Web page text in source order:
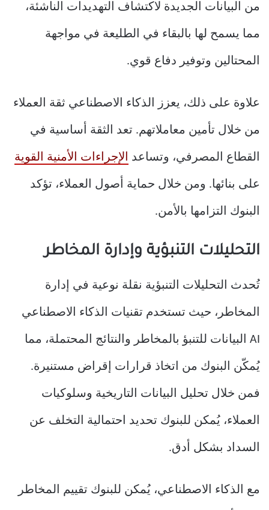
من البيانات الجديدة لاكتشاف التهديدات الناشئة،
مما يسمح لها بالبقاء في الطليعة في مواجهة
المحتالين وتوفير دفاع قوي.
علاوة على ذلك، يعزز الذكاء الاصطناعي ثقة العملاء
من خلال تأمين معاملاتهم. تعد الثقة أساسية في
القطاع المصرفي، وتساعد الإجراءات الأمنية القوية
على بنائها. ومن خلال حماية أصول العملاء، تؤكد
البنوك التزامها بالأمن.
التحليلات التنبؤية وإدارة المخاطر
تُحدث التحليلات التنبؤية نقلة نوعية في إدارة
المخاطر، حيث تستخدم تقنيات الذكاء الاصطناعي
AI البيانات للتنبؤ بالمخاطر والنتائج المحتملة، مما
يُمكّن البنوك من اتخاذ قرارات إقراض مستنيرة.
فمن خلال تحليل البيانات التاريخية وسلوكيات
العملاء، يُمكن للبنوك تحديد احتمالية التخلف عن
السداد بشكل أدق.
مع الذكاء الاصطناعي، يُمكن للبنوك تقييم المخاطر